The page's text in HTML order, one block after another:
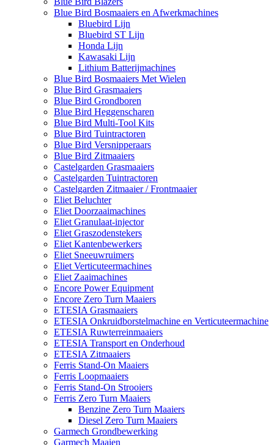
Blue Bird Bosmaaiers en Afwerkmachines
Bluebird Lijn
Bluebird ST Lijn
Honda Lijn
Kawasaki Lijn
Lithium Batterijmachines
Blue Bird Bosmaaiers Met Wielen
Blue Bird Grasmaaiers
Blue Bird Grondboren
Blue Bird Heggenscharen
Blue Bird Multi-Tool Kits
Blue Bird Tuintractoren
Blue Bird Versnipperaars
Blue Bird Zitmaaiers
Castelgarden Grasmaaiers
Castelgarden Tuintractoren
Castelgarden Zitmaaier / Frontmaaier
Eliet Beluchter
Eliet Doorzaaimachines
Eliet Granulaat-injector
Eliet Graszodenstekers
Eliet Kantenbewerkers
Eliet Sneeuwruimers
Eliet Verticuteermachines
Eliet Zaaimachines
Encore Power Equipment
Encore Zero Turn Maaiers
ETESIA Grasmaaiers
ETESIA Onkruidborstelmachine en Verticuteermachine
ETESIA Ruwterreinmaaiers
ETESIA Transport en Onderhoud
ETESIA Zitmaaiers
Ferris Stand-On Maaiers
Ferris Loopmaaiers
Ferris Stand-On Strooiers
Ferris Zero Turn Maaiers
Benzine Zero Turn Maaiers
Diesel Zero Turn Maaiers
Garmech Grondbewerking
Garmech Maaien